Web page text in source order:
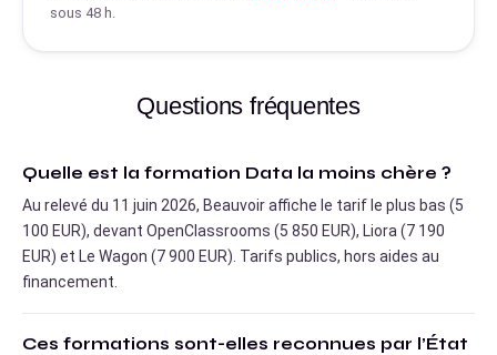
sous 48 h.
Questions fréquentes
Quelle est la formation Data la moins chère ?
Au relevé du 11 juin 2026, Beauvoir affiche le tarif le plus bas (5
100 EUR), devant OpenClassrooms (5 850 EUR), Liora (7 190
EUR) et Le Wagon (7 900 EUR). Tarifs publics, hors aides au
financement.
Ces formations sont-elles reconnues par l’État